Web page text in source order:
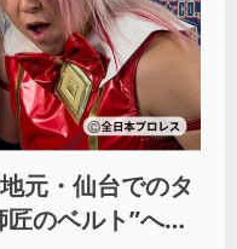
元・仙台でのタ
のベルト”への